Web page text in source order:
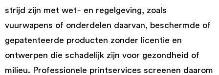
strijd zijn met wet‑ en regelgeving, zoals
vuurwapens of onderdelen daarvan, beschermde of
gepatenteerde producten zonder licentie en
ontwerpen die schadelijk zijn voor gezondheid of
milieu. Professionele printservices screenen daarom